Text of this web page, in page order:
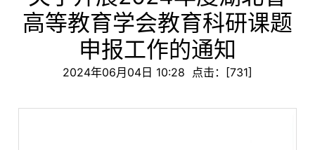
高等教育学会教育科研课题
申报工作的通知
2024年06月04日 10:28 点击：[731]